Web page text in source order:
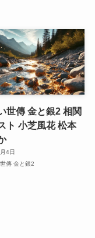
世傳 金と銀2 相関
ト 小芝風花 松本
4日
傳 金と銀2